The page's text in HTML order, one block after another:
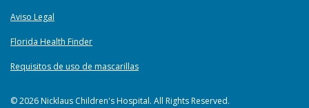
Aviso Legal
Florida Health Finder
Requisitos de uso de mascarillas
© 2026 Nicklaus Children's Hospital. All Rights Reserved.